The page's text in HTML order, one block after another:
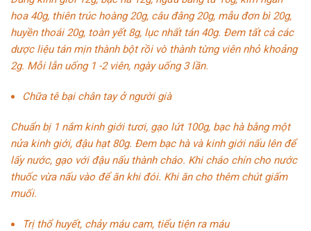
hoa40g, thiên trúc hoàng 20g, câu đằng20g, mẫu đơn bì 20g,
huyền thoái 20g, toàn yết 8g, lục nhất tán 40g. Đem tất cả các
dược liệu tán mịn thành bột rồi vò thành từng viên nhỏ khoảng
2g. Mỗi lẫn uống 1 -2 viên, ngày uống 3 lần.
Chữa tê bại chân tay ở người già
Chuẩn bị 1 nắm kinh giới tươi, gạo lứt 100g, bạc hàbằng một
nửa kinh giới, đậu hạt 80g. Đem bạc hà và kinh giới nấu lên để
lấy nước, gạo với đậu nấu thành cháo. Khi cháo chín cho nước
thuốc vừa nấu vào để ăn khi đói. Khi ăn cho thêm chút giấm
muối.
Trị thổ huyết, chảy máu cam, tiểu tiện ra máu